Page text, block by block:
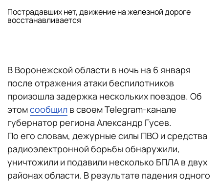
Пострадавших нет, движение на железной дороге
восстанавливается
В Воронежской области в ночь на 6 января
после отражения атаки беспилотников
произошла задержка нескольких поездов. Об
этомсообщил в своем Telegram-канале
губернатор региона Александр Гусев.
По его словам, дежурные силы ПВО и средства
радиоэлектронной борьбы обнаружили,
уничтожили и подавили несколько БПЛА в двух
районах области. В результате падения одного